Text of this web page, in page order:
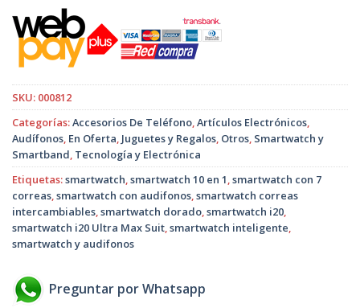
era:
$15.990.
es:
$12.990.
SKU: 000812
Categorías:Accesorios De Teléfono,Artículos Electrónicos,
Audífonos, En Oferta, Juguetes y Regalos, Otros, Smartwatch y
Smartband, Tecnología y Electrónica
Etiquetas:smartwatch,smartwatch 10 en 1,smartwatch con 7
correas,smartwatch con audifonos,smartwatch correas
intercambiables,smartwatch dorado,smartwatch i20,
smartwatch i20 Ultra Max Suit,smartwatch inteligente,
smartwatch y audifonos
Preguntar por Whatsapp